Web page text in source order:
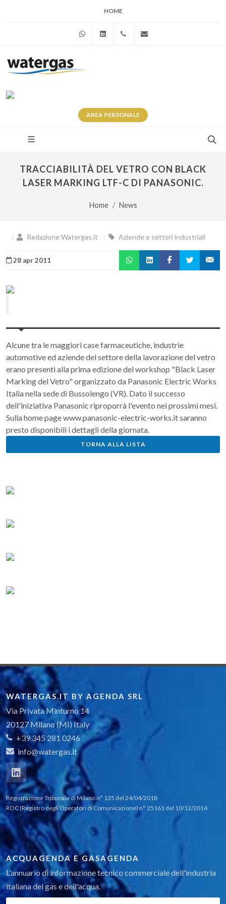
HOME
WhatsAppLinkedin+39 345 281 0246
AREA PERSONALE
TRACCIABILITÀ DEL VETRO CON BLACK
LASER MARKING LTF-C DI PANASONIC.
Home News
Redazione Watergas.it Aziende e settori industriali
28 apr 2011
Alcune tra le maggiori case farmaceutiche, industrie
automotive ed aziende del settore della lavorazione del vetro
erano presenti alla prima edizione del workshop "Black Laser
Marking del Vetro" organizzato da Panasonic Electric Works
Italia nella sede di Bussolengo (VR). Dato il successo
dell'iniziativa Panasonic riproporrà l'evento nei prossimi mesi.
Sulla home page www.panasonic-electric-works.it saranno
presto disponibili i dettagli della giornata.
TORNA ALLA LISTA
WATERGAS.IT BY AGENDA SRL
Via Privata Minturno 14
20127 Milano (MI) Italy
+39 345 281 0246
info@watergas.it
Registrazione Tribunale di Milano n° 135 del 24/04/2018
ROC (Registro degli Operatori di Comunicazione) n° 25161 del 10/12/2014
ACQUAGENDA E GASAGENDA
L'annuario di informazione tecnico commerciale dell'industria
italiana del gas e dell'acqua.